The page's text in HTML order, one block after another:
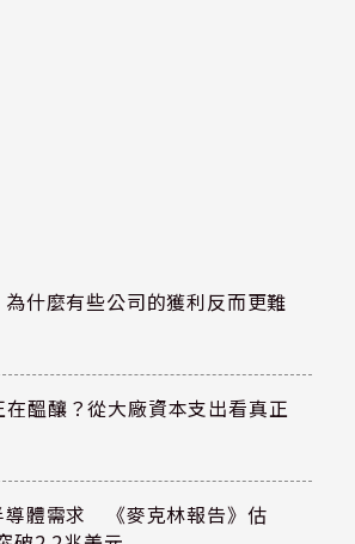
什麼有些公司的獲利反而更難
醞釀？從大廠資本支出看真正
導體需求 《麥克林報告》估